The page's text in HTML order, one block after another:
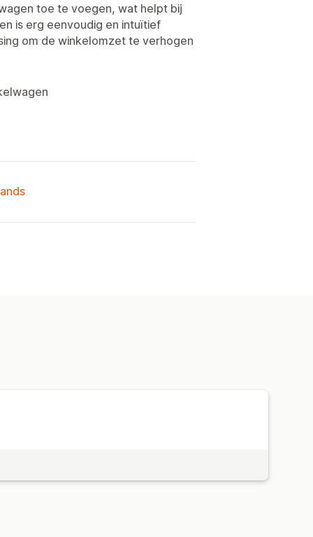
toe te voegen, wat helpt bij
is erg eenvoudig en intuïtief
om de winkelomzet te verhogen